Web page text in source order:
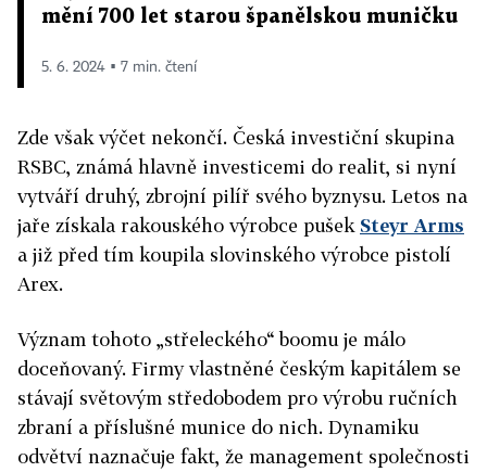
mění 700 let starou španělskou muničku
5. 6. 2024 ▪ 7 min. čtení
Zde však výčet nekončí. Česká investiční skupina
RSBC, známá hlavně investicemi do realit, si nyní
vytváří druhý, zbrojní pilíř svého byznysu. Letos na
jaře získala rakouského výrobce pušek Steyr Arms
a již před tím koupila slovinského výrobce pistolí
Arex.
Význam tohoto „střeleckého“ boomu je málo
doceňovaný. Firmy vlastněné českým kapitálem se
stávají světovým středobodem pro výrobu ručních
zbraní a příslušné munice do nich. Dynamiku
odvětví naznačuje fakt, že management společnosti